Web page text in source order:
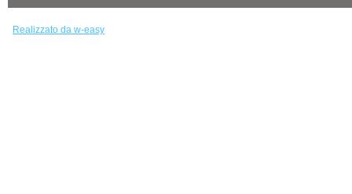
Realizzato da w-easy